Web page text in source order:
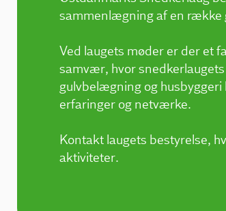
sammenlægning af en række
Ved laugets møder er der et
samvær, hvor
gulvbelægning og husbyggeri
erfaringer og netværke.
Kontakt laugets bestyrelse,
aktiviteter.